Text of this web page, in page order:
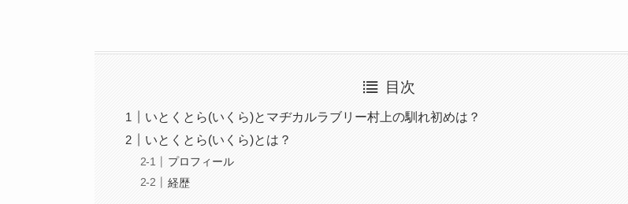
目次
いとくとら(いくら)とマヂカルラブリー村上の馴れ初めは？
いとくとら(いくら)とは？
プロフィール
経歴